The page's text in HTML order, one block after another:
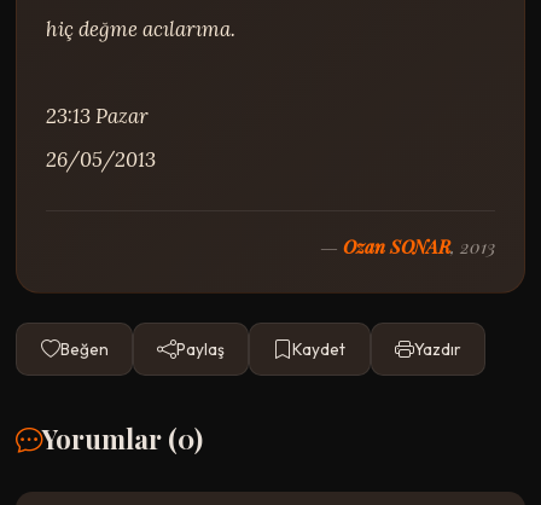
hiç değme acılarıma.
23:13 Pazar
26/05/2013
— Ozan SONAR, 2013
Beğen Paylaş Kaydet Yazdır
Yorumlar (0)